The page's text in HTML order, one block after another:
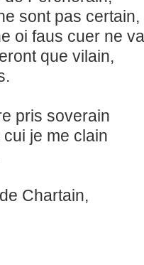
sont pas certain,
oi faus cuer ne
que vilain,
pris soverain
je me clain
Chartain,